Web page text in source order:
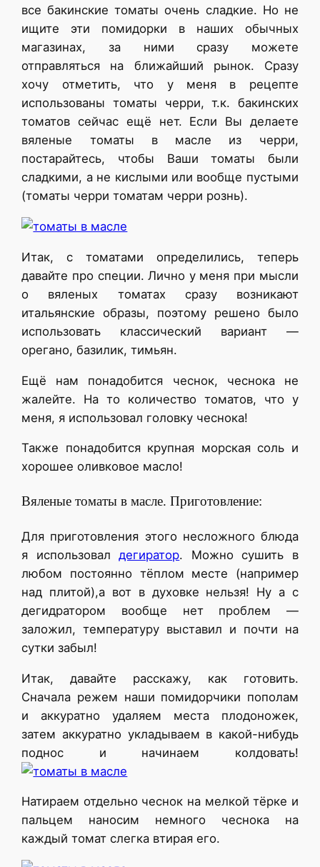
все бакинские томаты очень сладкие. Но не
ищите эти помидорки в наших обычных
магазинах, за ними сразу можете
отправляться на ближайший рынок. Сразу
хочу отметить, что у меня в рецепте
использованы томаты черри, т.к. бакинских
томатов сейчас ещё нет. Если Вы делаете
вяленые томаты в масле из черри,
постарайтесь, чтобы Ваши томаты были
сладкими, а не кислыми или вообще пустыми
(томаты черри томатам черри рознь).
Итак, с томатами определились, теперь
давайте про специи. Лично у меня при мысли
о вяленых томатах сразу возникают
итальянские образы, поэтому решено было
использовать классический вариант —
орегано, базилик, тимьян.
Ещё нам понадобится чеснок, чеснока не
жалейте. На то количество томатов, что у
меня, я использовал головку чеснока!
Также понадобится крупная морская соль и
хорошее оливковое масло!
Вяленые томаты в масле. Приготовление:
Для приготовления этого несложного блюда
я использовалдегиратор. Можно сушить в
любом постоянно тёплом месте (например
над плитой),а вот в духовке нельзя! Ну а с
дегидратором вообще нет проблем —
заложил, температуру выставил и почти на
сутки забыл!
Итак, давайте расскажу, как готовить.
Сначала режем наши помидорчики пополам
и аккуратно удаляем места плодоножек,
затем аккуратно укладываем в какой-нибудь
поднос и начинаем колдовать!
Натираем отдельно чеснок на мелкой тёрке и
пальцем наносим немного чеснока на
каждый томат слегка втирая его.